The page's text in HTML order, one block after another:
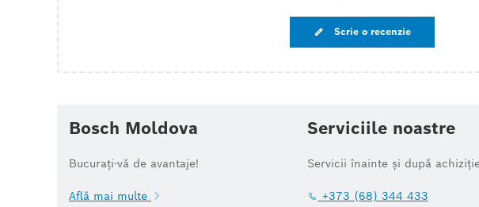
Scrie o recenzie
Bosch Moldova
Bucurați-vă de avantaje!
Află mai multe
Serviciile noastre
Servicii înainte și după
+373 (68) 344 433